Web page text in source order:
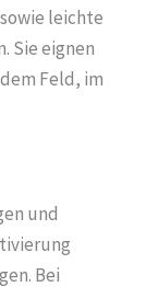
leichte
Sie eignen
Feld, im
und
Bei